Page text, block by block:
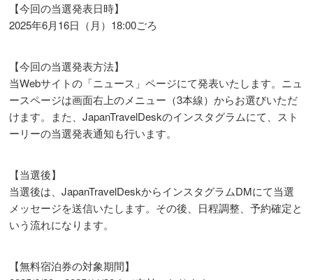
【今回の当選発表日時】
2025年6月16日（月）18:00ごろ
【今回の当選発表方法】
当Webサイトの「ニュース」ページにて発表いたします。ニュ
ースページは画面右上のメニュー（3本線）からお選びいただ
けます。また、JapanTravelDeskのインスタグラムにて、スト
ーリーの当選発表通知も行います。
【当選後】
当選後は、JapanTravelDeskからインスタグラムDMにて当選
メッセージを送信いたします。その後、日程調整、予約確定と
いう流れになります。
【無料宿泊券の対象期間】